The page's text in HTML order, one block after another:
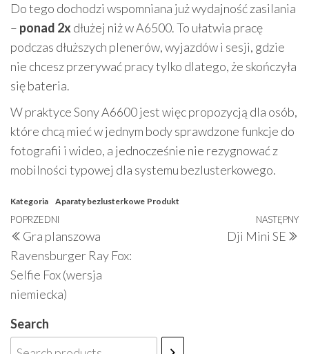
Do tego dochodzi wspomniana już wydajność zasilania
– ponad 2x dłużej niż w A6500. To ułatwia pracę
podczas dłuższych plenerów, wyjazdów i sesji, gdzie
nie chcesz przerywać pracy tylko dlatego, że skończyła
się bateria.
W praktyce Sony A6600 jest więc propozycją dla osób,
które chcą mieć w jednym body sprawdzone funkcje do
fotografii i wideo, a jednocześnie nie rezygnować z
mobilności typowej dla systemu bezlusterkowego.
Kategoria Aparaty bezlusterkowe Produkt
Nawigacja
wpisu
Poprzedni
wpis
POPRZEDNI
Gra planszowa
Ravensburger Ray Fox:
Selfie Fox (wersja
niemiecka)
NASTĘPNY
Dji Mini SE
Search